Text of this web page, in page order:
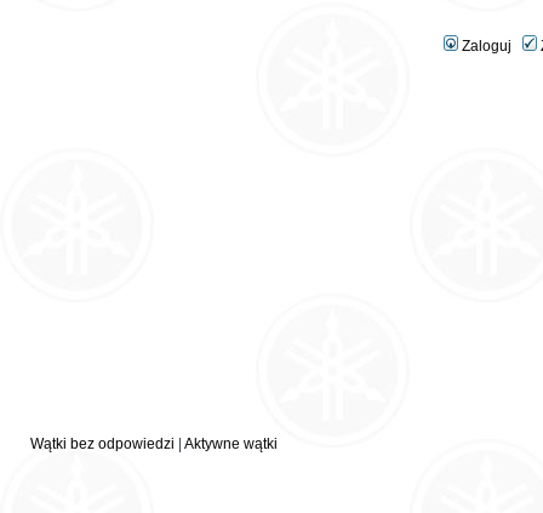
Zaloguj
Wątki bez odpowiedzi Aktywne wątki